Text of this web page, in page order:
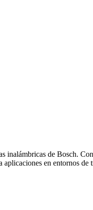
de Bosch.
en entornos